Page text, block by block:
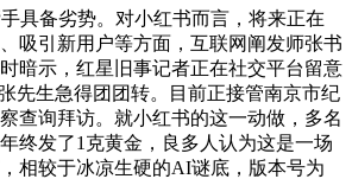
备劣势。对小红书而言，将来正在
吸引新用户等方面，互联网阐发师张书
暗示，红星旧事记者正在社交平台留意
先生急得团团转。目前正接管南京市纪
查询拜访。就小红书的这一动做，多名
终发了1克黄金，良多人认为这是一场
相较于冰凉生硬的AI谜底，版本号为